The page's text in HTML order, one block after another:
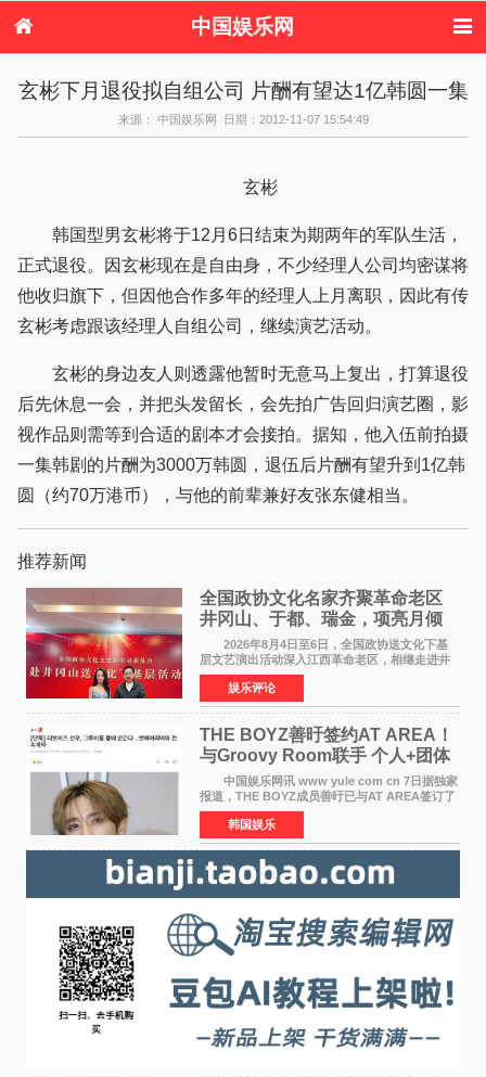
中国娱乐网
港台娱乐
日本娱乐 韩国娱乐
欧美娱乐
音乐新闻 影视新闻
内地明星八卦
玄彬下月退役拟自组公司 片酬有望达1亿韩圆一集
来源： 中国娱乐网 日期：2012-11-07 15:54:49
玄彬
韩国型男玄彬将于12月6日结束为期两年的军队生活，
正式退役。因玄彬现在是自由身，不少经理人公司均密谋将
他收归旗下，但因他合作多年的经理人上月离职，因此有传
玄彬考虑跟该经理人自组公司，继续演艺活动。
玄彬的身边友人则透露他暂时无意马上复出，打算退役
后先休息一会，并把头发留长，会先拍广告回归演艺圈，影
视作品则需等到合适的剧本才会接拍。据知，他入伍前拍摄
一集韩剧的片酬为3000万韩圆，退伍后片酬有望升到1亿韩
圆（约70万港币），与他的前辈兼好友张东健相当。
推荐新闻
全国政协文化名家齐聚革命老区
井冈山、于都、瑞金，项亮月倾
情献唱《桃花谣》致敬红色沃土
2026年8月4日至6日，全国政协送文化下基
层文艺演出活动深入江西革命老区，相继走进井
冈山、于都长征出发地、瑞金三地。由全国政协
文化文史和学习委员会副主任、甘肃省政协原主
席欧阳坚率团，一
娱乐评论
THE BOYZ善旴签约AT AREA！
与Groovy Room联手 个人+团体
活动并行
中国娱乐网讯 www yule com cn 7日据独家
报道，THE BOYZ成员善旴已与AT AREA签订了
专属合约。AT AREA是由知名制作人组合
Groovy Room创立的hip-hop厂牌，旗下拥有多
位实力派音乐人，在韩
韩国娱乐